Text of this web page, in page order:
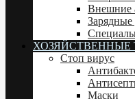
Внешние
Зарядные
ХОЗЯЙСТВЕННЫЕ
Стоп вирус
Маски